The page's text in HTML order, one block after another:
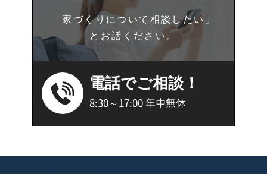
電話でご相談！
8:30～17:00 年中無休
「家づくりについて相談したい」
とお話ください。